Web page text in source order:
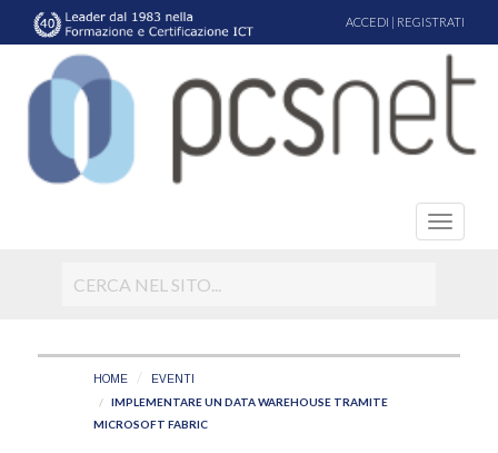
ACCEDI | REGISTRATI
HOME EVENTI
IMPLEMENTARE UN DATA WAREHOUSE TRAMITE
MICROSOFT FABRIC